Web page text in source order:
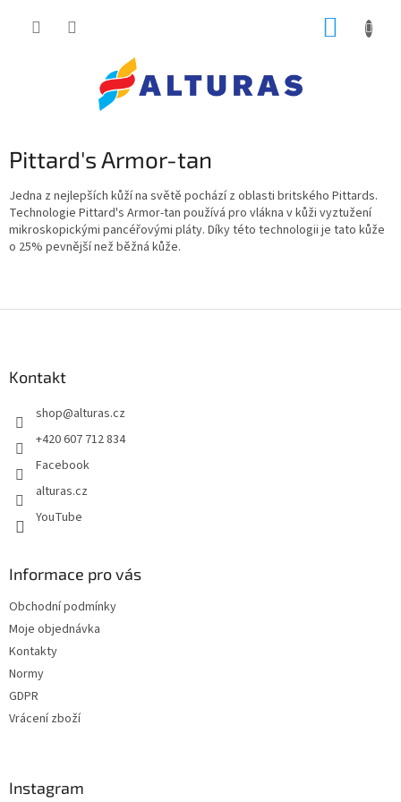
Pittard's Armor-tan
Jedna z nejlepších kůží na světě pochází z oblasti britského Pittards.
Technologie Pittard's Armor-tan používá pro vlákna v kůži vyztužení
mikroskopickými pancéřovými pláty. Díky této technologii je tato kůže
o 25% pevnější než běžná kůže.
Kontakt
shop@alturas.cz
+420 607 712 834
Facebook
alturas.cz
YouTube
Informace pro vás
Obchodní podmínky
Moje objednávka
Kontakty
Normy
GDPR
Vrácení zboží
Instagram